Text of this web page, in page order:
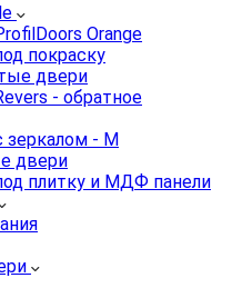
Orange
покраску
двери
- обратное
- M
двери
плитку и МДФ панели